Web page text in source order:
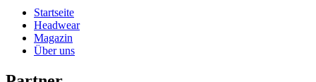
Startseite
Headwear
Magazin
Über uns